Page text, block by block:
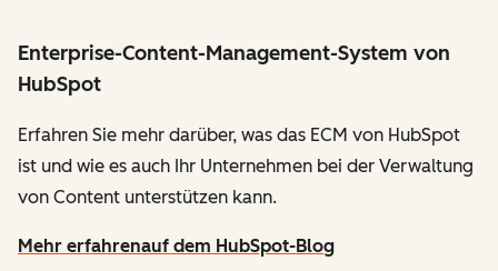
Enterprise-Content-Management-System von
HubSpot
Erfahren Sie mehr darüber, was das ECM von HubSpot
ist und wie es auch Ihr Unternehmen bei der Verwaltung
von Content unterstützen kann.
Mehr erfahrenauf dem HubSpot-Blog